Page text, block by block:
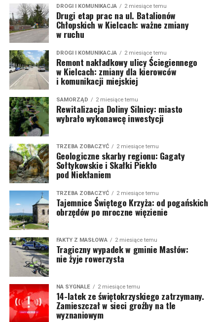
DROGI I KOMUNIKACJA 2 miesiące temu
Drugi etap prac na ul. Batalionów
Chłopskich w Kielcach: ważne zmiany
w ruchu
DROGI I KOMUNIKACJA 2 miesiące temu
Remont nakładkowy ulicy Ściegiennego
w Kielcach: zmiany dla kierowców
i komunikacji miejskiej
SAMORZĄD 2 miesiące temu
Rewitalizacja Doliny Silnicy: miasto
wybrało wykonawcę inwestycji
TRZEBA ZOBACZYĆ 2 miesiące temu
Geologiczne skarby regionu: Gagaty
Sołtykowskie i Skałki Piekło
pod Niekłaniem
TRZEBA ZOBACZYĆ 2 miesiące temu
Tajemnice Świętego Krzyża: od pogańskich
obrzędów po mroczne więzienie
FAKTY Z MASŁOWA 2 miesiące temu
Tragiczny wypadek w gminie Masłów:
nie żyje rowerzysta
NA SYGNALE 2 miesiące temu
14-latek ze świętokrzyskiego zatrzymany.
Zamieszczał w sieci groźby na tle
wyznaniowym